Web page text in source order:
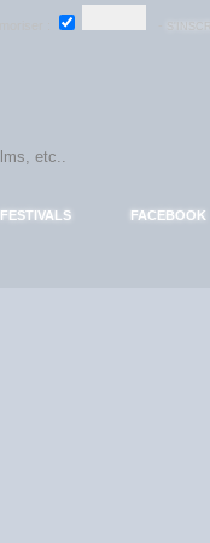
FESTIVALS FACEBOOK